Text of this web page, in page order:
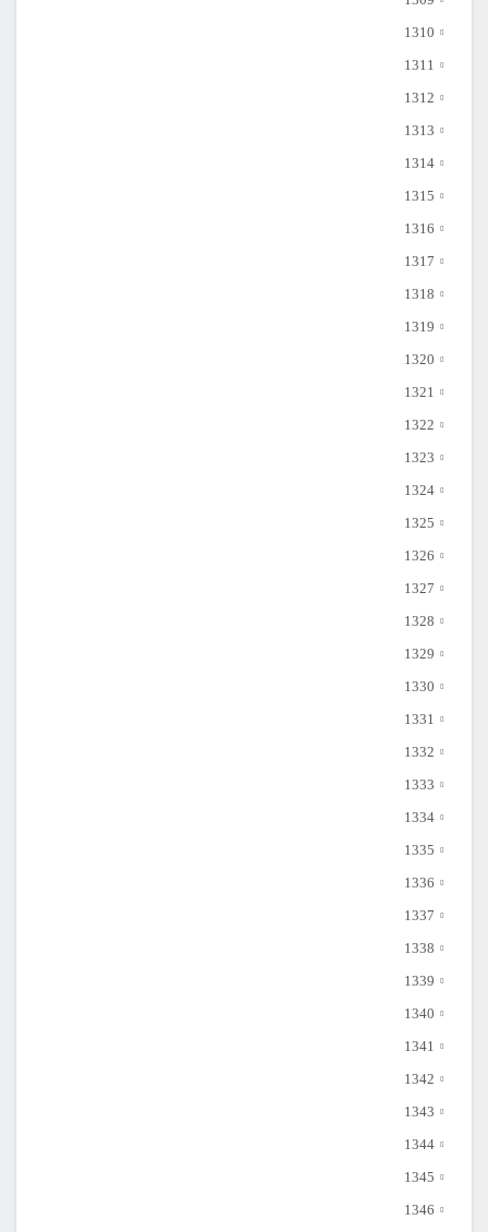
1310
1311
1312
1313
1314
1315
1316
1317
1318
1319
1320
1321
1322
1323
1324
1325
1326
1327
1328
1329
1330
1331
1332
1333
1334
1335
1336
1337
1338
1339
1340
1341
1342
1343
1344
1345
1346